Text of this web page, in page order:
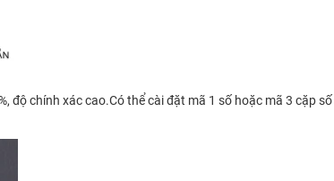
độ chính xác cao.Có thể cài đặt mã 1 số hoặc mã 3 cặp